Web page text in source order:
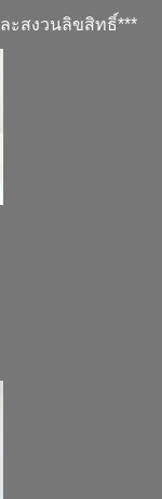
ะสงวนลิขสิทธิ์***